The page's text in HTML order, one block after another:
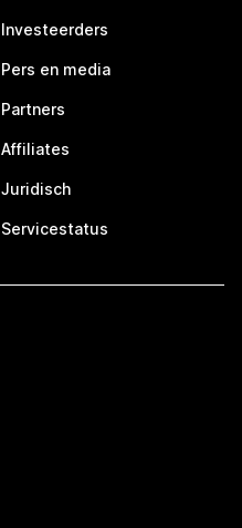
Investeerders
Pers en media
Partners
Affiliates
Juridisch
Servicestatus